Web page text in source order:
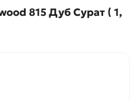
815 Дуб Сурат ( 1,